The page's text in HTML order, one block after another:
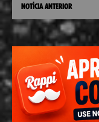
NOTÍCIA ANTERIOR